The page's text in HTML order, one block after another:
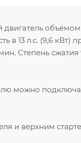
объёмом
13 л.с. (9,6 кВт)
Степень сжатия
можно
и верхним